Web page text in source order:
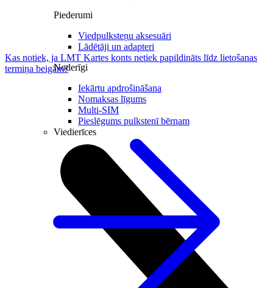
Piederumi
Viedpulksteņu aksesuāri
Lādētāji un adapteri
Noderīgi
Iekārtu apdrošināšana
Nomaksas līgums
Multi-SIM
Pieslēgums pulkstenī bērnam
Viedierīces
Kas notiek, ja LMT Kartes konts netiek papildināts līdz lietošanas
termiņa beigām?